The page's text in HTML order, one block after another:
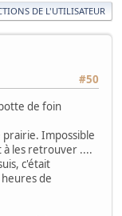
DE L'UTILISATEUR
#50
de foin
Impossible
à les retrouver ....
c'était
de